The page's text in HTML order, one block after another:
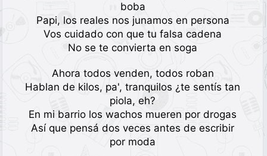
boba
Papi, los reales nos junamos en persona
Vos cuidado con que tu falsa cadena
No se te convierta en soga
Ahora todos venden, todos roban
Hablan de kilos, pa', tranquilos ¿te sentís tan
piola, eh?
En mi barrio los wachos mueren por drogas
Así que pensá dos veces antes de escribir
por moda